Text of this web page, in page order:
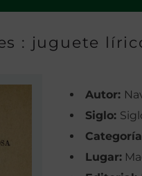
: juguete
Autor:
Siglo:
Lugar: